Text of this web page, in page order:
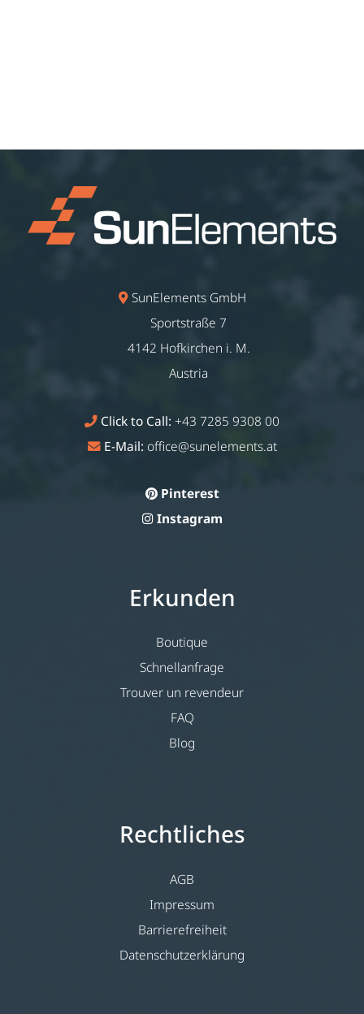
SunElements GmbH
Sportstraße 7
4142 Hofkirchen i. M.
Austria
Click to Call: +43 7285 9308 00
E-Mail: office@sunelements.at
Pinterest
Instagram
Erkunden
Boutique
Schnellanfrage
Trouver un revendeur
FAQ
Blog
Rechtliches
AGB
Impressum
Barrierefreiheit
Datenschutzerklärung